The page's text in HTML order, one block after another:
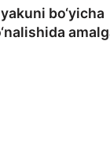
bo‘yicha